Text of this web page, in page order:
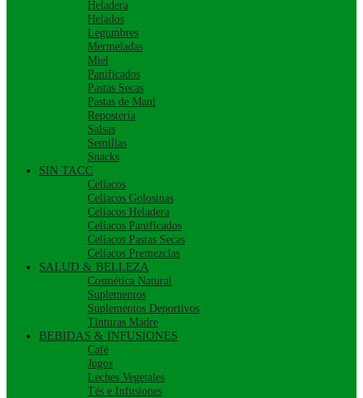
Heladera
Helados
Legumbres
Mermeladas
Miel
Panificados
Pastas Secas
Pastas de Maní
Repostería
Salsas
Semillas
Snacks
SIN TACC
Celíacos
Celíacos Golosinas
Celíacos Heladera
Celíacos Panificados
Celíacos Pastas Secas
Celíacos Premezclas
SALUD & BELLEZA
Cosmética Natural
Suplementos
Suplementos Deportivos
Tinturas Madre
BEBIDAS & INFUSIONES
Café
Jugos
Leches Vegetales
Tés e Infusiones